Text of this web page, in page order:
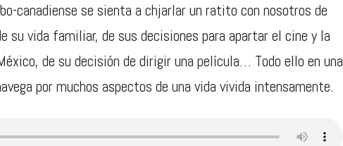
canadiense se sienta a chjarlar un ratito con nosotros de
su vida familiar, de sus decisiones para apartar el cine y la
de su decisión de dirigir una película… Todo ello en una
por muchos aspectos de una vida vivida intensamente.